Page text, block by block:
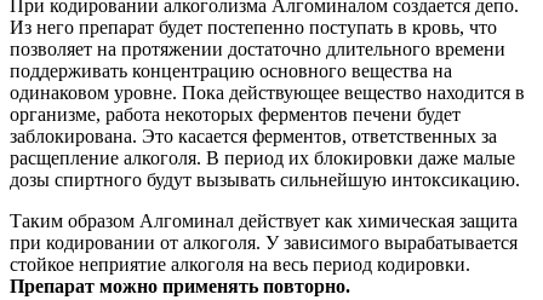
При кодировании алкоголизма Алгоминалом создается депо.
Из него препарат будет постепенно поступать в кровь, что
позволяет на протяжении достаточно длительного времени
поддерживать концентрацию основного вещества на
одинаковом уровне. Пока действующее вещество находится в
организме, работа некоторых ферментов печени будет
заблокирована. Это касается ферментов, ответственных за
расщепление алкоголя. В период их блокировки даже малые
дозы спиртного будут вызывать сильнейшую интоксикацию.
Таким образом Алгоминал действует как химическая защита
при кодировании от алкоголя. У зависимого вырабатывается
стойкое неприятие алкоголя на весь период кодировки.
Препарат можно применять повторно.